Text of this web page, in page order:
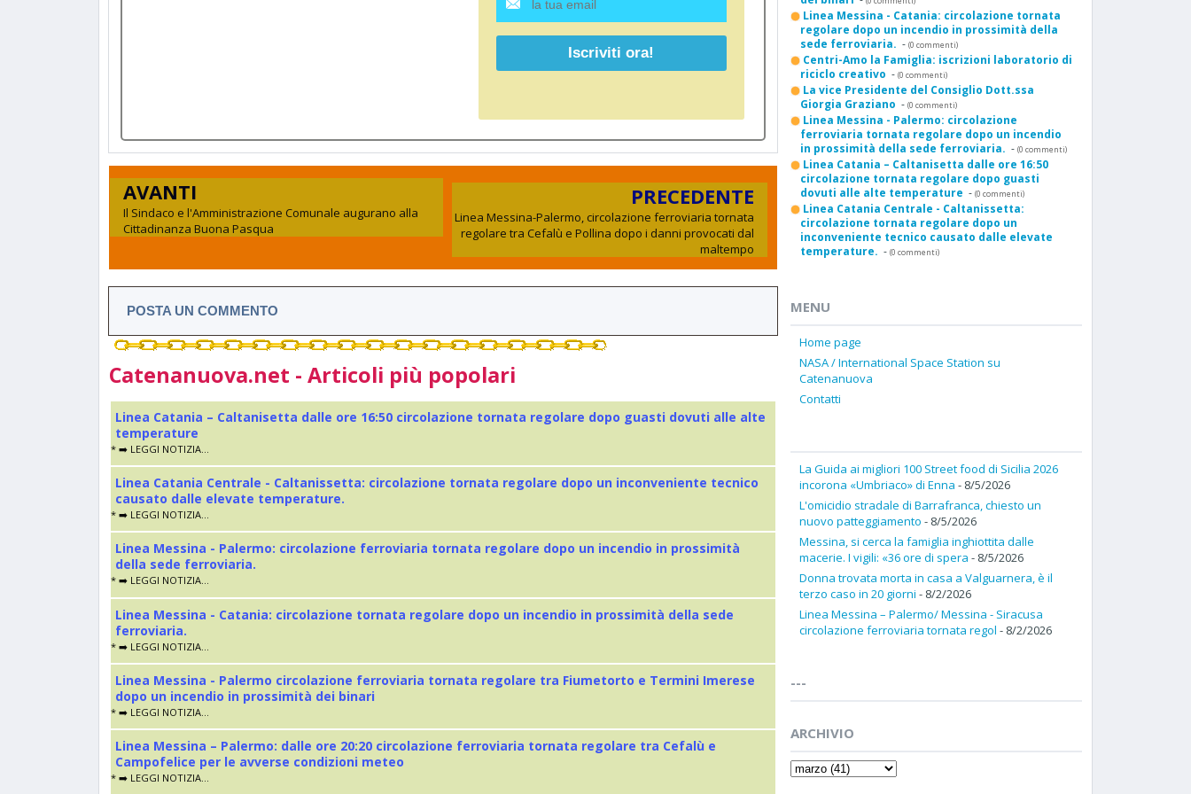
AVANTI
Il Sindaco e l'Amministrazione Comunale augurano alla
Cittadinanza Buona Pasqua
PRECEDENTE
Linea Messina-Palermo, circolazione ferroviaria tornata
regolare tra Cefalù e Pollina dopo i danni provocati dal
maltempo
POSTA UN COMMENTO
Catenanuova.net - Articoli più popolari
Linea Catania – Caltanisetta dalle ore 16:50 circolazione tornata regolare dopo guasti dovuti alle alte
temperature
* ➡️ LEGGI NOTIZIA...
Linea Catania Centrale - Caltanissetta: circolazione tornata regolare dopo un inconveniente tecnico
causato dalle elevate temperature.
* ➡️ LEGGI NOTIZIA...
Linea Messina - Palermo: circolazione ferroviaria tornata regolare dopo un incendio in prossimità
della sede ferroviaria.
* ➡️ LEGGI NOTIZIA...
Linea Messina - Catania: circolazione tornata regolare dopo un incendio in prossimità della sede
ferroviaria.
* ➡️ LEGGI NOTIZIA...
Linea Messina - Palermo circolazione ferroviaria tornata regolare tra Fiumetorto e Termini Imerese
dopo un incendio in prossimità dei binari
* ➡️ LEGGI NOTIZIA...
Linea Messina – Palermo: dalle ore 20:20 circolazione ferroviaria tornata regolare tra Cefalù e
Campofelice per le avverse condizioni meteo
* ➡️ LEGGI NOTIZIA...
Linea Messina - Catania: circolazione tornata
regolare dopo un incendio in prossimità della
sede ferroviaria. - (0 commenti)
Centri-Amo la Famiglia: iscrizioni laboratorio di
riciclo creativo - (0 commenti)
La vice Presidente del Consiglio Dott.ssa
Giorgia Graziano - (0 commenti)
Linea Messina - Palermo: circolazione
ferroviaria tornata regolare dopo un incendio
in prossimità della sede ferroviaria. - (0 commenti)
Linea Catania – Caltanisetta dalle ore 16:50
circolazione tornata regolare dopo guasti
dovuti alle alte temperature - (0 commenti)
Linea Catania Centrale - Caltanissetta:
circolazione tornata regolare dopo un
inconveniente tecnico causato dalle elevate
temperature. - (0 commenti)
MENU
Home page
NASA / International Space Station su
Catenanuova
Contatti
La Guida ai migliori 100 Street food di Sicilia 2026
incorona «Umbriaco» di Enna - 8/5/2026
L'omicidio stradale di Barrafranca, chiesto un
nuovo patteggiamento - 8/5/2026
Messina, si cerca la famiglia inghiottita dalle
macerie. I vigili: «36 ore di spera - 8/5/2026
Donna trovata morta in casa a Valguarnera, è il
terzo caso in 20 giorni - 8/2/2026
Linea Messina – Palermo/ Messina - Siracusa
circolazione ferroviaria tornata regol - 8/2/2026
---
ARCHIVIO